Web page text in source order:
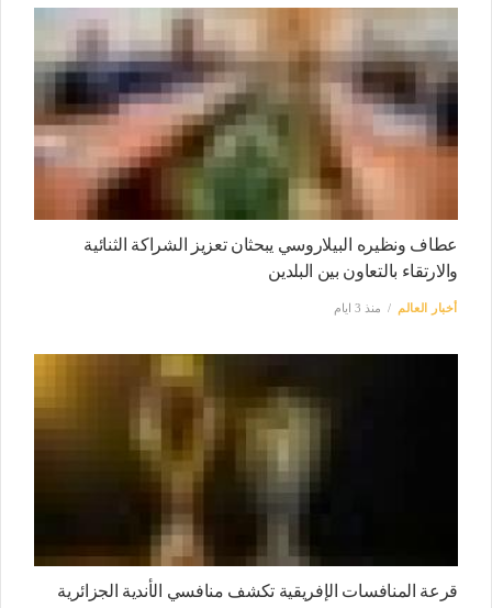
عطاف ونظيره البيلاروسي يبحثان تعزيز الشراكة الثنائية
والارتقاء بالتعاون بين البلدين
أخبار العالم منذ 3 ايام
قرعة المنافسات الإفريقية تكشف منافسي الأندية الجزائرية